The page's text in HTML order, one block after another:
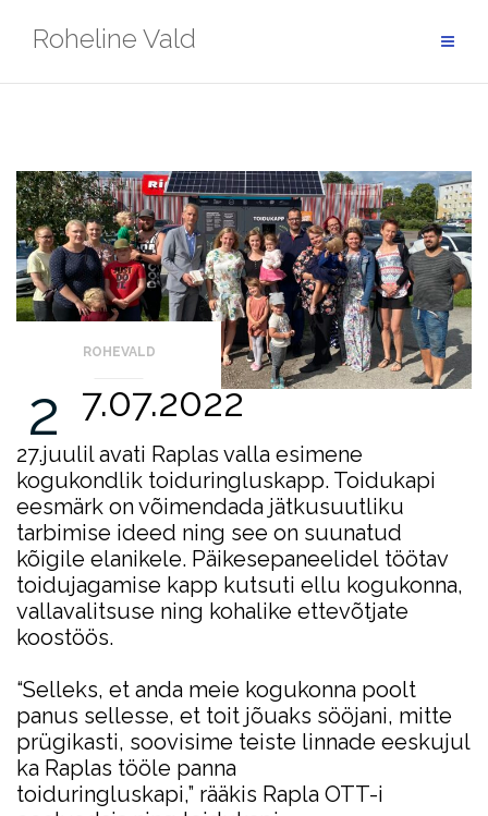
Roheline Vald
ROHEVALD
2 7.07.2022
27.juulil avati Raplas valla esimene
kogukondlik toiduringluskapp. Toidukapi
eesmärk on võimendada jätkusuutliku
tarbimise ideed ning see on suunatud
kõigile elanikele. Päikesepaneelidel töötav
toidujagamise kapp kutsuti ellu kogukonna,
vallavalitsuse ning kohalike ettevõtjate
koostöös.
“Selleks, et anda meie kogukonna poolt
panus sellesse, et toit jõuaks sööjani, mitte
prügikasti, soovisime teiste linnade eeskujul
ka Raplas tööle panna
toiduringluskapi,” rääkis Rapla OTT-i